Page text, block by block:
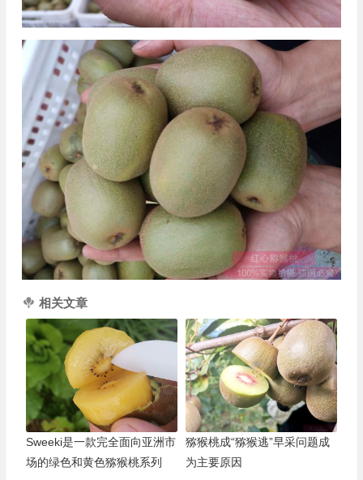
相关文章
Sweeki是一款完全面向亚洲市
场的绿色和黄色猕猴桃系列
猕猴桃成“猕猴逃”早采问题成
为主要原因